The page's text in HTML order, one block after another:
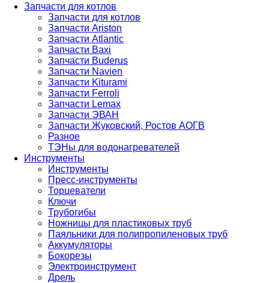
Запчасти для котлов
Запчасти для котлов
Запчасти Ariston
Запчасти Atlantic
Запчасти Baxi
Запчасти Buderus
Запчасти Navien
Запчасти Kiturami
Запчасти Ferroli
Запчасти Lemax
Запчасти ЭВАН
Запчасти Жуковский, Ростов АОГВ
Разное
ТЭНы для водонагревателей
Инструменты
Инструменты
Пресс-инструменты
Торцеватели
Ключи
Трубогибы
Ножницы для пластиковых труб
Паяльники для полипропиленовых труб
Аккумуляторы
Бокорезы
Электроинструмент
Дрель